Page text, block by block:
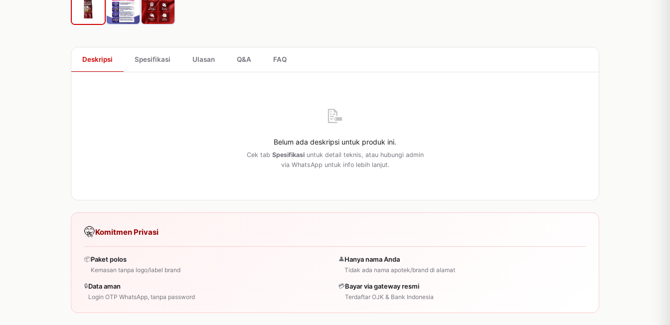
Deskripsi Spesifikasi Ulasan Q&A FAQ
📝
Belum ada deskripsi untuk produk ini.
Cek tab Spesifikasiuntuk detail teknis, atau hubungi admin
via WhatsApp untuk info lebih lanjut.
🤫Komitmen Privasi
📦Paket polos
Kemasan tanpa logo/label brand
👤Hanya nama Anda
Tidak ada nama apotek/brand di alamat
🔒Data aman
Login OTP WhatsApp, tanpa password
💳Bayar via gateway resmi
Terdaftar OJK & Bank Indonesia